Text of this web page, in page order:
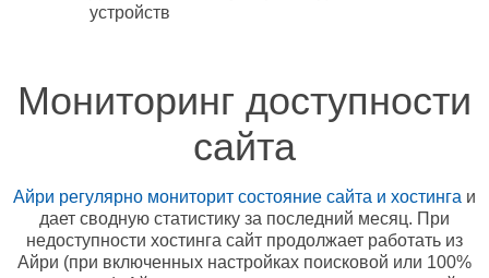
устройств
Мониторинг доступности
сайта
Айри регулярно мониторит состояние сайта и хостинга и
дает сводную статистику за последний месяц. При
недоступности хостинга сайт продолжает работать из
Айри (при включенных настройках поисковой или 100%